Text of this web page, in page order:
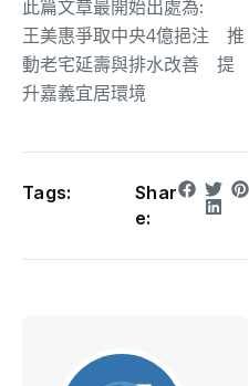
此篇文章最開始出處為:
王美惠爭取中央4億挹注 推
動老宅延壽與排水改善 提
升嘉義宜居環境
Tags:
Shar
e: